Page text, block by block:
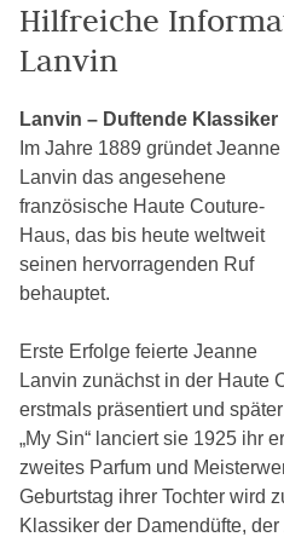
Hilfreiche
Lanvin
Lanvin – Duftende Klassiker
Im Jahre 1889 gründet Jeanne
Lanvin das angesehene
französische Haute Couture-
Haus, das bis heute weltweit
seinen hervorragenden Ruf
behauptet.
Erste Erfolge feierte Jeanne
Lanvin zunächst in der Haute
erstmals präsentiert und
„My Sin“ lanciert sie 1925 ihr
zweites Parfum und
Geburtstag ihrer Tochter wird
Klassiker der Damendüfte,